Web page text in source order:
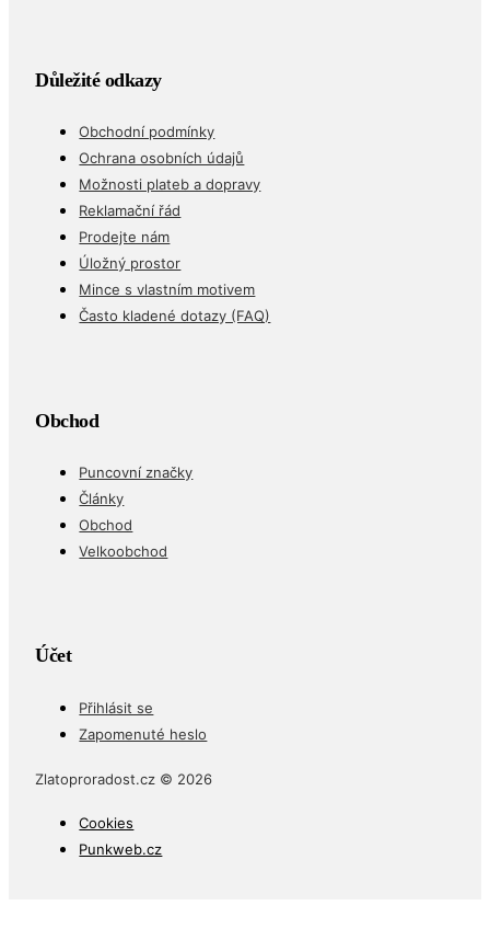
Důležité odkazy
Obchodní podmínky
Ochrana osobních údajů
Možnosti plateb a dopravy
Reklamační řád
Prodejte nám
Úložný prostor
Mince s vlastním motivem
Často kladené dotazy (FAQ)
Obchod
Puncovní značky
Články
Obchod
Velkoobchod
Účet
Přihlásit se
Zapomenuté heslo
Zlatoproradost.cz © 2026
Cookies
Punkweb.cz